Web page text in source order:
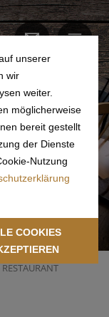
unserer
wir
weiter.
möglicherweise
bereit gestellt
der Dienste
Nutzung
COOKIES